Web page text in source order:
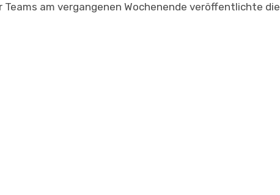
Teams am vergangenen Wochenende veröffentlichte die